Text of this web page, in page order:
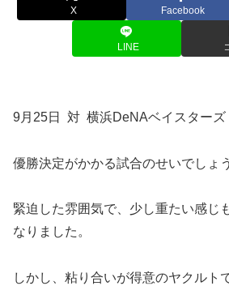
X Facebook
LINE
9月25日 対 横浜DeNAベイスターズ
優勝決定がかかる試合のせいでしょ
緊迫した雰囲気で、少し重たい感じ
なりました。
しかし、粘り合いが得意のヤクルト